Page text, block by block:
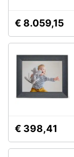
Abbigliamento
Sport
Animali
Motori
Libri,
e
per
dj
Chitarra
elettrica
tutti
€ 8.059,15
€ 398,41